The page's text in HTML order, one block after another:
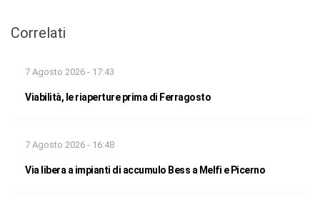
Correlati
7 Agosto 2026 - 17:43
Viabilità, le riaperture prima di Ferragosto
7 Agosto 2026 - 16:48
Via libera a impianti di accumulo Bess a Melfi e Picerno